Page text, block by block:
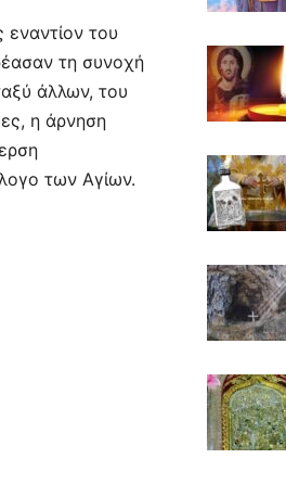
του
τη συνοχή
άλλων, του
η άρνηση
των Αγίων.